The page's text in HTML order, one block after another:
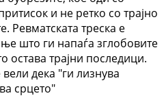
и не ретко со трајно
Ревматската треска е
што ги напаѓа зглобовите
остава трајни последици.
дека "ги лизнува
срцето"